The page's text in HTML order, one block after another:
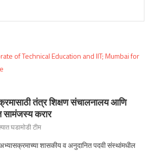
तंत्र शिक्षण संचालनालय आणि
करार
घडामोडी टीम
शासकीय व अनुदानित पदवी संस्थांमधील